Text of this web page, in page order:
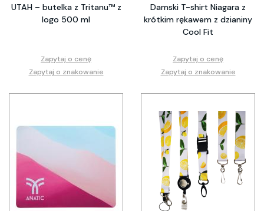
UTAH – butelka z Tritanu™ z
logo 500 ml
Zapytaj o cenę
Zapytaj o znakowanie
Damski T-shirt Niagara z
krótkim rękawem z dzianiny
Cool Fit
Zapytaj o cenę
Zapytaj o znakowanie